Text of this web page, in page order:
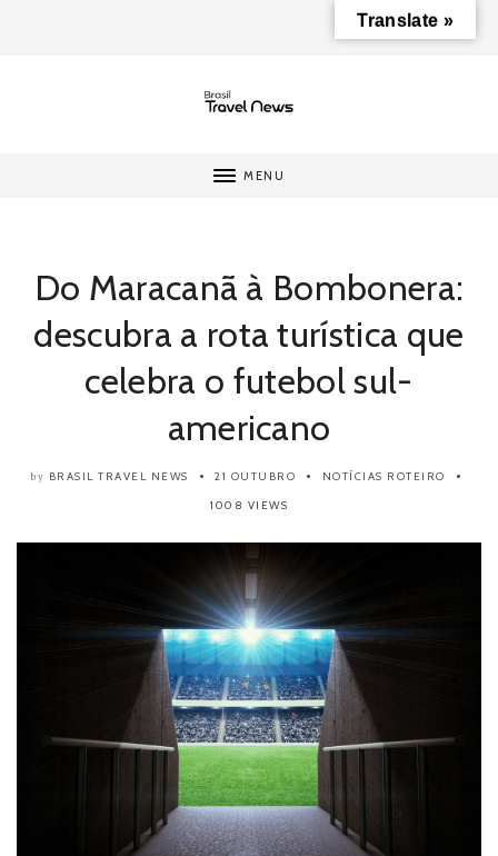
MENU
Do Maracanã à Bombonera:
descubra a rota turística que
celebra o futebol sul-
americano
by BRASIL TRAVEL NEWS 21 OUTUBRO NOTÍCIAS ROTEIRO
1008 VIEWS
Translate »